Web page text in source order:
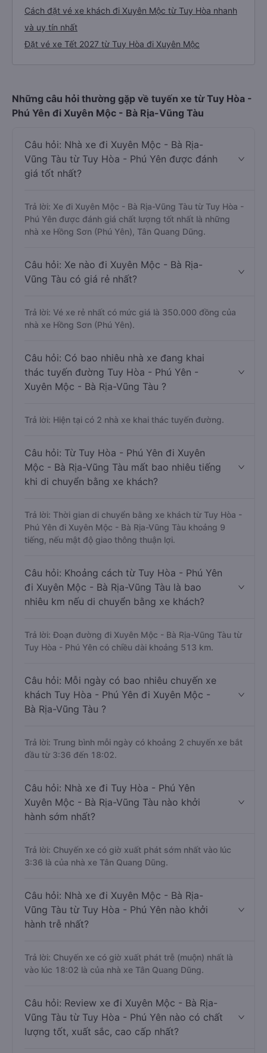
Cách đặt vé xe khách đi Xuyên Mộc từ Tuy Hòa nhanh
và uy tín nhất
Đặt vé xe Tết 2027 từ Tuy Hòa đi Xuyên Mộc
Những câu hỏi thường gặp về tuyến xe từ Tuy Hòa -
Phú Yên đi Xuyên Mộc - Bà Rịa-Vũng Tàu
Câu hỏi: Nhà xe đi Xuyên Mộc - Bà Rịa-
Vũng Tàu từ Tuy Hòa - Phú Yên được đánh
giá tốt nhất?
Trả lời: Xe đi Xuyên Mộc - Bà Rịa-Vũng Tàu từ Tuy Hòa -
Phú Yên được đánh giá chất lượng tốt nhất là những
nhà xe Hồng Sơn (Phú Yên), Tân Quang Dũng.
Câu hỏi: Xe nào đi Xuyên Mộc - Bà Rịa-
Vũng Tàu có giá rẻ nhất?
Trả lời: Vé xe rẻ nhất có mức giá là 350.000 đồng của
nhà xe Hồng Sơn (Phú Yên).
Câu hỏi: Có bao nhiêu nhà xe đang khai
thác tuyến đường Tuy Hòa - Phú Yên -
Xuyên Mộc - Bà Rịa-Vũng Tàu ?
Trả lời: Hiện tại có 2 nhà xe khai thác tuyến đường.
Câu hỏi: Từ Tuy Hòa - Phú Yên đi Xuyên
Mộc - Bà Rịa-Vũng Tàu mất bao nhiêu tiếng
khi di chuyển bằng xe khách?
Trả lời: Thời gian di chuyển bằng xe khách từ Tuy Hòa -
Phú Yên đi Xuyên Mộc - Bà Rịa-Vũng Tàu khoảng 9
tiếng, nếu mật độ giao thông thuận lợi.
Câu hỏi: Khoảng cách từ Tuy Hòa - Phú Yên
đi Xuyên Mộc - Bà Rịa-Vũng Tàu là bao
nhiêu km nếu di chuyển bằng xe khách?
Trả lời: Đoạn đường đi Xuyên Mộc - Bà Rịa-Vũng Tàu từ
Tuy Hòa - Phú Yên có chiều dài khoảng 513 km.
Câu hỏi: Mỗi ngày có bao nhiêu chuyến xe
khách Tuy Hòa - Phú Yên đi Xuyên Mộc -
Bà Rịa-Vũng Tàu ?
Trả lời: Trung bình mỗi ngày có khoảng 2 chuyến xe bắt
đầu từ 3:36 đến 18:02.
Câu hỏi: Nhà xe đi Tuy Hòa - Phú Yên
Xuyên Mộc - Bà Rịa-Vũng Tàu nào khởi
hành sớm nhất?
Trả lời: Chuyến xe có giờ xuất phát sớm nhất vào lúc
3:36 là của nhà xe Tân Quang Dũng.
Câu hỏi: Nhà xe đi Xuyên Mộc - Bà Rịa-
Vũng Tàu từ Tuy Hòa - Phú Yên nào khởi
hành trễ nhất?
Trả lời: Chuyến xe có giờ xuất phát trễ (muộn) nhất là
vào lúc 18:02 là của nhà xe Tân Quang Dũng.
Câu hỏi: Review xe đi Xuyên Mộc - Bà Rịa-
Vũng Tàu từ Tuy Hòa - Phú Yên nào có chất
lượng tốt, xuất sắc, cao cấp nhất?